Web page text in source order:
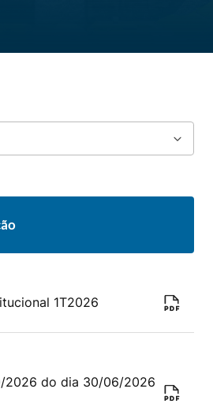
1T2026
2026 do dia 30/06/2026